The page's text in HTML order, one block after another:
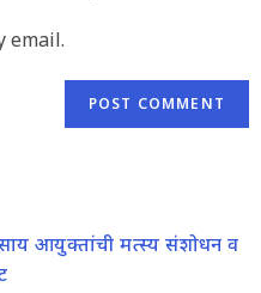
email.
आयुक्तांची मत्स्य संशोधन व